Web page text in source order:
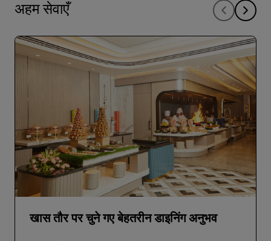
अहम सेवाएँ
खास तौर पर चुने गए बेहतरीन डाइनिंग अनुभव